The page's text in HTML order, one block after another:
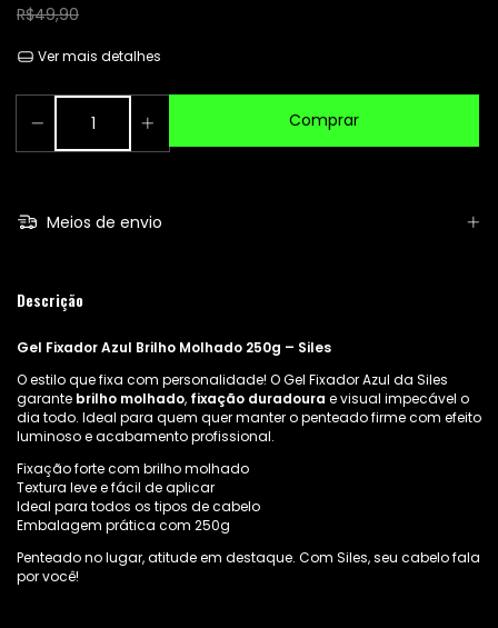
R$49,90
Ver mais detalhes
Meios de envio
Descrição
Gel Fixador Azul Brilho Molhado 250g – Siles
O estilo que fixa com personalidade! O Gel Fixador Azul da Siles
garante brilho molhado, fixação duradoura e visual impecável o
dia todo. Ideal para quem quer manter o penteado firme com efeito
luminoso e acabamento profissional.
Fixação forte com brilho molhado
Textura leve e fácil de aplicar
Ideal para todos os tipos de cabelo
Embalagem prática com 250g
Penteado no lugar, atitude em destaque. Com Siles, seu cabelo fala
por você!